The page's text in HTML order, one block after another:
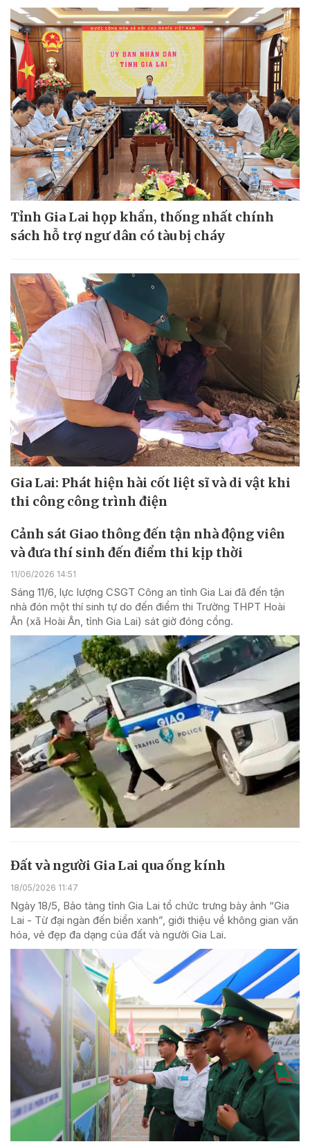
Tỉnh Gia Lai họp khẩn, thống nhất chính
sách hỗ trợ ngư dân có tàu bị cháy
Gia Lai: Phát hiện hài cốt liệt sĩ và di vật khi
thi công công trình điện
Cảnh sát Giao thông đến tận nhà động viên
và đưa thí sinh đến điểm thi kịp thời
11/06/2026 14:51
Sáng 11/6, lực lượng CSGT Công an tỉnh Gia Lai đã đến tận
nhà đón một thí sinh tự do đến điểm thi Trường THPT Hoài
Ân (xã Hoài Ân, tỉnh Gia Lai) sát giờ đóng cổng.
Đất và người Gia Lai qua ống kính
18/05/2026 11:47
Ngày 18/5, Bảo tàng tỉnh Gia Lai tổ chức trưng bày ảnh “Gia
Lai - Từ đại ngàn đến biển xanh”, giới thiệu về không gian văn
hóa, vẻ đẹp đa dạng của đất và người Gia Lai.